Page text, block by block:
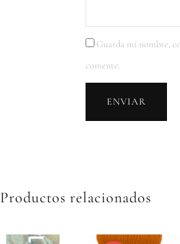
Guarda mi nombre,
comente.
Productos relacionados